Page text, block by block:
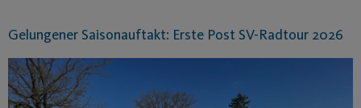
Gelungener Saisonauftakt: Erste Post SV-Radtour 2026